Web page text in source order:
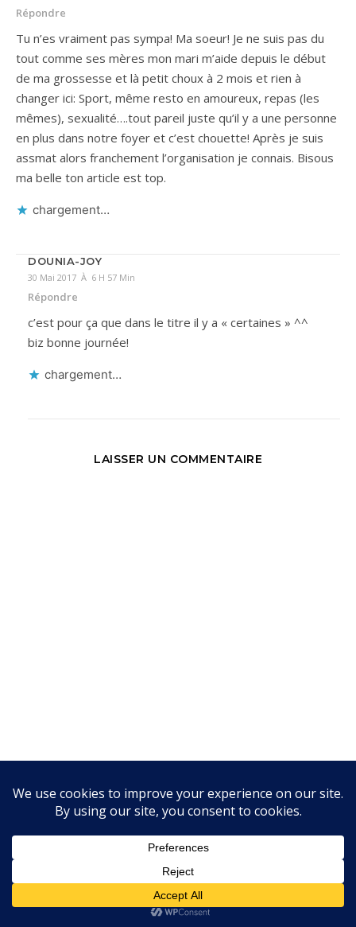
Répondre
Tu n’es vraiment pas sympa! Ma soeur! Je ne suis pas du
tout comme ses mères mon mari m’aide depuis le début
de ma grossesse et là petit choux à 2 mois et rien à
changer ici: Sport, même resto en amoureux, repas (les
mêmes), sexualité….tout pareil juste qu’il y a une personne
en plus dans notre foyer et c’est chouette! Après je suis
assmat alors franchement l’organisation je connais. Bisous
ma belle ton article est top.
chargement…
DOUNIA-JOY
30 Mai 2017 À 6 H 57 Min
Répondre
c’est pour ça que dans le titre il y a « certaines » ^^
biz bonne journée!
chargement…
LAISSER UN COMMENTAIRE
savoir plus sur la façon dont les données de vos
commentaires sont traitées.